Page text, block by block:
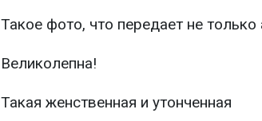
Такое фото, что передает не
Великолепна!
Такая женственная и утонченная